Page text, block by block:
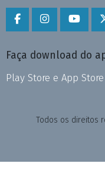
Faça download do
Play Store e App Store
Todos os direitos